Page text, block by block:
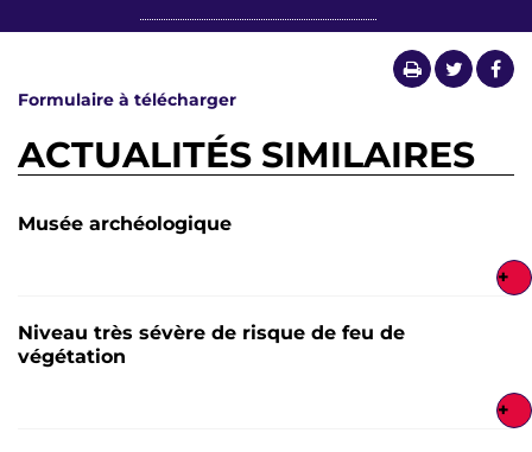
Formulaire à télécharger
ACTUALITÉS SIMILAIRES
Musée archéologique
+
Niveau très sévère de risque de feu de
végétation
+